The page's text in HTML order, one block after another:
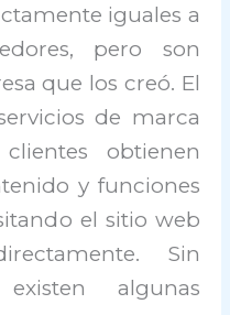
iguales a
pero son
que los creó. El
de marca
obtienen
y funciones
el sitio web
Sin
algunas